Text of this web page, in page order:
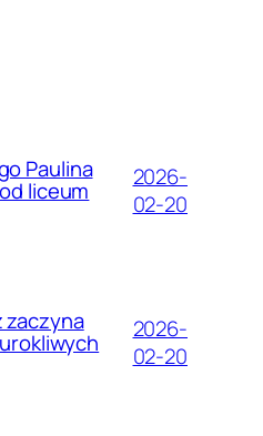
Paulina
liceum
2026-
02-20
zaczyna
2026-
02-20